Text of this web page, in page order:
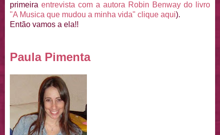
primeira entrevista com a autora Robin Benway do livro
"A Musica que mudou a minha vida" clique aqui).
Então vamos a ela!!
Paula Pimenta